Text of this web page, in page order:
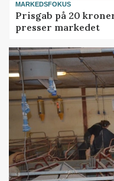
MARKEDSFOKUS
Prisgab på 20
presser markedet